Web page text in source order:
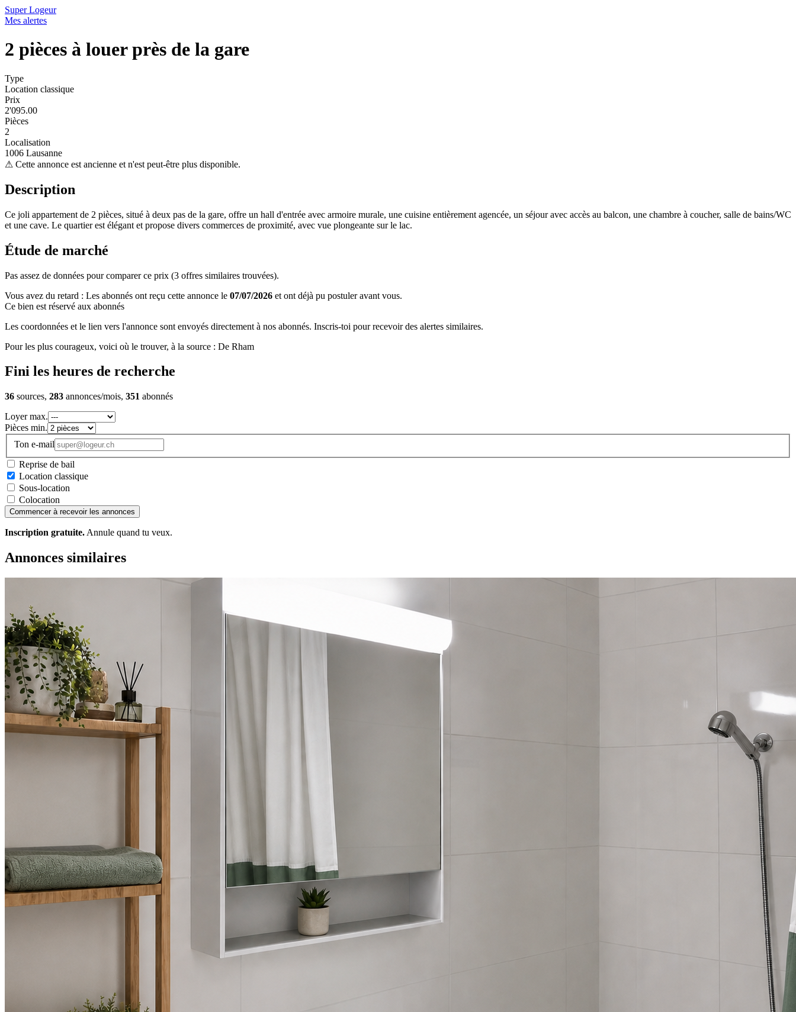
Super Logeur
Mes alertes
2 pièces à louer près de la gare
Type
Location classique
Prix
2'095.00
Pièces
2
Localisation
1006 Lausanne
⚠ Cette annonce est ancienne et n'est peut-être plus disponible.
Description
Ce joli appartement de 2 pièces, situé à deux pas de la gare, offre un hall d'entrée avec armoire murale, une cuisine entièrement agencée, un séjour avec accès au balcon, une chambre à coucher, salle de bains/WC
et une cave. Le quartier est élégant et propose divers commerces de proximité, avec vue plongeante sur le lac.
Étude de marché
Pas assez de données pour comparer ce prix (3 offres similaires trouvées).
Vous avez du retard : Les abonnés ont reçu cette annonce le 07/07/2026 et ont déjà pu postuler avant vous.
Ce bien est réservé aux abonnés
Les coordonnées et le lien vers l'annonce sont envoyés directement à nos abonnés. Inscris-toi pour recevoir des alertes similaires.
Pour les plus courageux, voici où le trouver, à la source : De Rham
Fini les heures de recherche
36 sources, 283 annonces/mois, 351 abonnés
Loyer max.
Pièces min.
Ton e-mail
Reprise de bail
Location classique
Sous-location
Colocation
Commencer à recevoir les annonces
Inscription gratuite. Annule quand tu veux.
Annonces similaires